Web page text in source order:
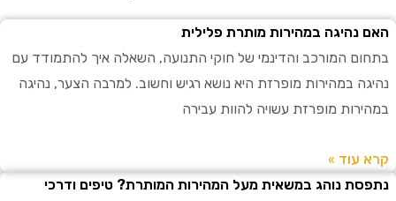
במהירות מותרת פלילית
המורכב והדינמי של חוקי התנועה, השאלה איך להתמודד עם
במהירות מופרזת היא נושא רגיש וחשוב. למרבה הצער, נהיגה
מופרזת עשויה להוות עבירה
»
נוהג במשאית מעל המהירות המותרת? טיפים ודרכי